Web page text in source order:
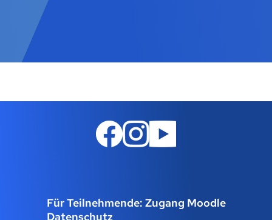
Für Teilnehmende: Zugang Moodle
Datenschutz